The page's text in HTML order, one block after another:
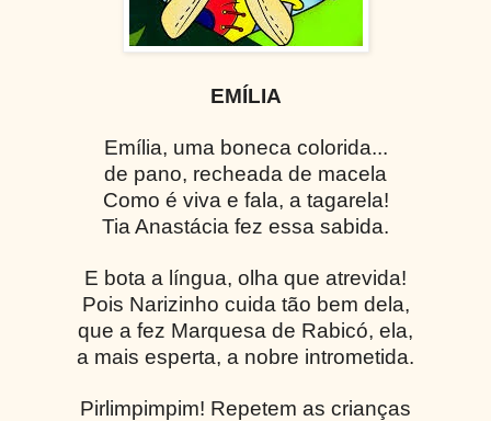
EMÍLIA
Emília, uma boneca colorida...
de pano, recheada de macela
Como é viva e fala, a tagarela!
Tia Anastácia fez essa sabida.
E bota a língua, olha que atrevida!
Pois Narizinho cuida tão bem dela,
que a fez Marquesa de Rabicó, ela,
a mais esperta, a nobre intrometida.
Pirlimpimpim! Repetem as crianças